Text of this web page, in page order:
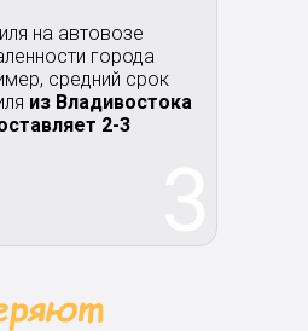
на автовозе
города
средний срок
из Владивостока
2-3